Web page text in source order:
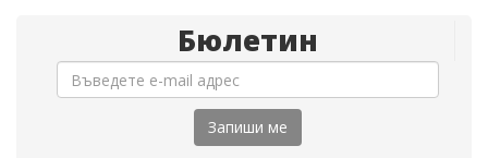
Бюлетин
Запиши ме